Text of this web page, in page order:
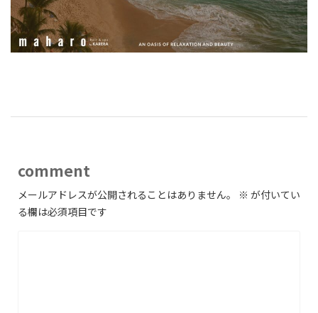
comment
メールアドレスが公開されることはありません。 ※ が付いてい
る欄は必須項目です